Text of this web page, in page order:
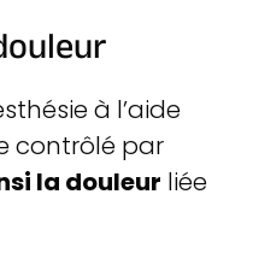
à l’aide
contrôlé par
la douleur liée